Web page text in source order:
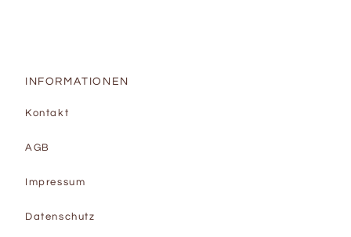
INFORMATIONEN
Kontakt
AGB
Impressum
Datenschutz